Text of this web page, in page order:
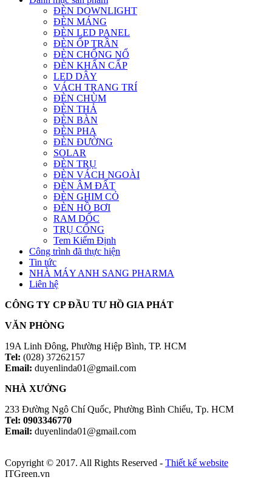
ĐÈN DOWNLIGHT
ĐÈN MÁNG
ĐÈN LED PANEL
ĐÈN ỐP TRẦN
ĐÈN CHỐNG NỔ
ĐÈN KHẨN CẤP
LED DÂY
VÁCH TRANG TRÍ
ĐÈN CHÙM
ĐÈN THẢ
ĐÈN BÀN
ĐÈN PHA
ĐÈN ĐƯỜNG
SOLAR
ĐÈN TRỤ
ĐÈN VÁCH NGOÀI
ĐÈN ÂM ĐẤT
ĐÈN GHIM CỎ
ĐÈN HỒ BƠI
RAM DỐC
TRỤ CỔNG
Tem Kiểm Định
Công trình đã thực hiện
Tin tức
NHÀ MÁY ANH SANG PHARMA
Liên hệ
CÔNG TY CP ĐẦU TƯ HỒ GIA PHÁT
VĂN PHÒNG
19A Linh Đông, Phường Hiệp Bình, TP. HCM
Tel: (028) 37262157
Email: duyenlinda01@gmail.com
NHÀ XƯỞNG
233 Đường Ngô Chí Quốc, Phường Bình Chiểu, Tp. HCM
Tel: 0903346770
Email: duyenlinda01@gmail.com
Copyright © 2017. All Rights Reserved - Thiết kế website
ITGreen.vn